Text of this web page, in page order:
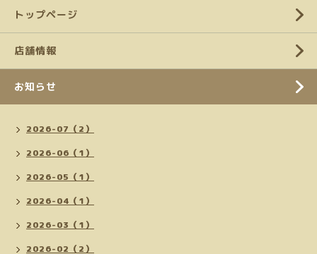
トップページ
店舗情報
お知らせ
2026-07（2）
2026-06（1）
2026-05（1）
2026-04（1）
2026-03（1）
2026-02（2）